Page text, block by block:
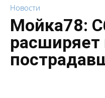
Новости
Мойка78: